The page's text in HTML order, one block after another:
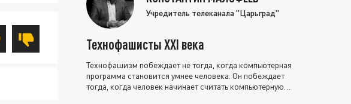
Учредитель телеканала "Царьград"
Технофашисты XXI века
Технофашизм побеждает не тогда, когда компьютерная
программа становится умнее человека. Он побеждает
тогда, когда человек начинает считать компьютерную